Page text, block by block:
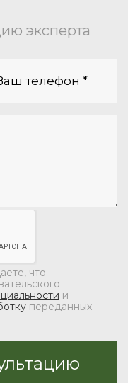
эксперта
что
и
переданных